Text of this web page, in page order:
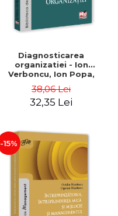
Diagnosticarea
organizatiei - Ion
Verboncu, Ion Popa,
38,06 Lei
32,35 Lei
-15%